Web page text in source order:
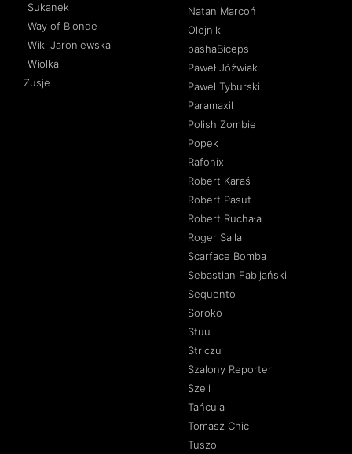
Sukanek
Way of Blonde
Wiki Jaroniewska
Wiolka
Zusje
Natan Marcoń
Olejnik
pashaBiceps
Paweł Jóźwiak
Paweł Tyburski
Paramaxil
Polish Zombie
Popek
Rafonix
Robert Karaś
Robert Pasut
Robert Ruchała
Roger Salla
Scarface Bomba
Sebastian Fabijański
Sequento
Soroko
Stuu
Striczu
Szalony Reporter
Szeli
Tańcula
Tomasz Chic
Tuszol